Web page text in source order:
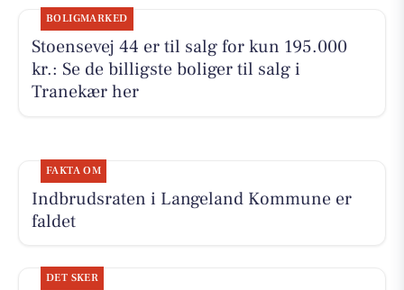
BOLIGMARKED
Stoensevej 44 er til salg for kun 195.000
kr.: Se de billigste boliger til salg i
Tranekær her
FAKTA OM
Indbrudsraten i Langeland Kommune er
faldet
DET SKER